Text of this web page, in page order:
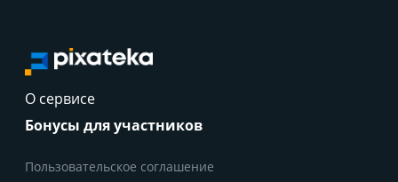
О сервисе
Бонусы для участников
Пользовательское соглашение